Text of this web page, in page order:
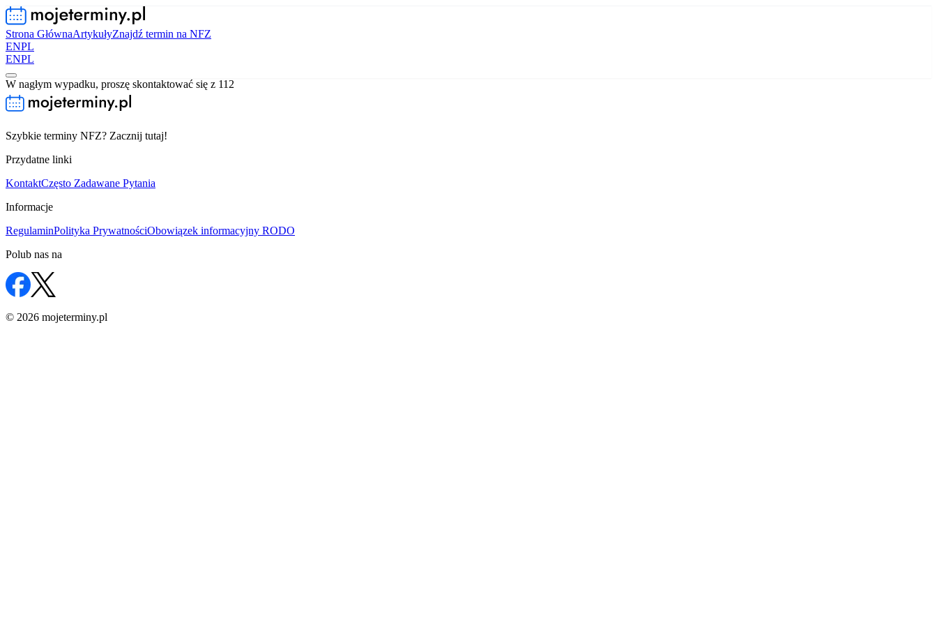
Strona GłównaArtykułyZnajdź termin na NFZ
ENPL
ENPL
W nagłym wypadku, proszę skontaktować się z 112
Szybkie terminy NFZ? Zacznij tutaj!
Przydatne linki
KontaktCzęsto Zadawane Pytania
Informacje
RegulaminPolityka PrywatnościObowiązek informacyjny RODO
Polub nas na
© 2026 mojeterminy.pl